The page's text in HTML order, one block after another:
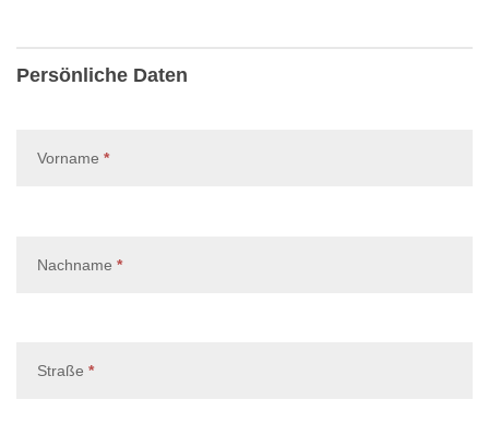
Persönliche Daten
Vorname *, erforderlich
Nachname *, erforderlich
Straße *, erforderlich